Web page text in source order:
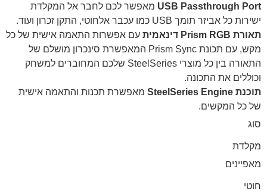
USB Passthrough Port מאפשר לכם לחבר אל המקלדת
ישירות כל אביזר תומך USB כמו עכבר אלחוטי, התקן זכרון ועוד.
תאורת Prism RGB דינאמית עם אפשרות התאמה אישית של כל
מקש, עם תכונת Prism Sync המאפשרת סינכרון מושלם של
התאורה בין כל מוצרי SteelSeries שלכם המחוברים למשחק
וכוללים את התכונה.
תוכנת SteelSeries Engine מאפשרת תכנות והתאמה אישית
של כל המקשים.
סוג
מקלדת
מאפיינים
חוטי